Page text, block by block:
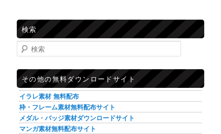
検索
検索
その他の無料ダウンロードサイト
イラレ素材 無料配布
枠・フレーム素材無料配布サイト
メダル・バッジ素材ダウンロードサイト
マンガ素材無料配布サイト